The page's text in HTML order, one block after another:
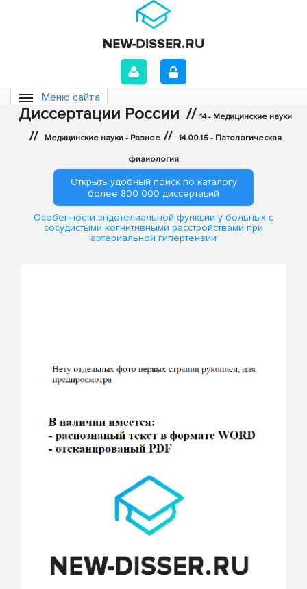
Меню сайта
Диссертации России // 14 - Медицинские науки
// Медицинские науки - Разное // 14.00.16 - Патологическая
физиология
Открыть удобный поиск по каталогу
более 800 000 диссертаций
Особенности эндотелиальной функции у больных с
сосудистыми когнитивными расстройствами при
артериальной гипертензии